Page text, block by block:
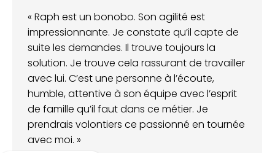
« Raph est un bonobo. Son agilité est
impressionnante. Je constate qu’il capte de
suite les demandes. Il trouve toujours la
solution. Je trouve cela rassurant de travailler
avec lui. C’est une personne à l’écoute,
humble, attentive à son équipe avec l’esprit
de famille qu’il faut dans ce métier. Je
prendrais volontiers ce passionné en tournée
avec moi. »